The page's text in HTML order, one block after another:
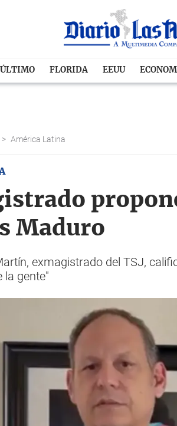
ÚLTIMO FLORIDA EEUU
> América Latina
Maduro
exmagistrado del TSJ,
la gente"